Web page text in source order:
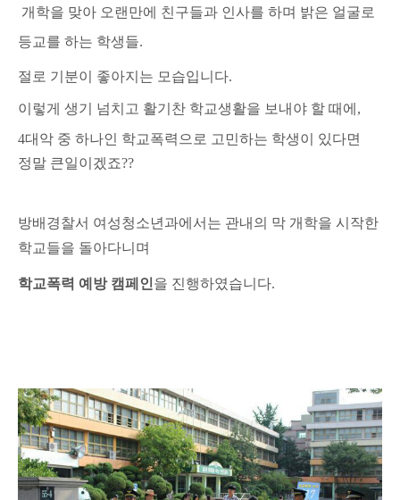
개학을 맞아 오랜만에 친구들과 인사를 하며 밝은 얼굴로
등교를 하는 학생들.
절로 기분이 좋아지는 모습입니다.
이렇게 생기 넘치고 활기찬 학교생활을 보내야 할 때에,
4대악 중 하나인 학교폭력으로 고민하는 학생이 있다면
정말 큰일이겠죠??
방배경찰서 여성청소년과에서는 관내의 막 개학을 시작한
학교들을 돌아다니며
학교폭력 예방 캠페인을 진행하였습니다.